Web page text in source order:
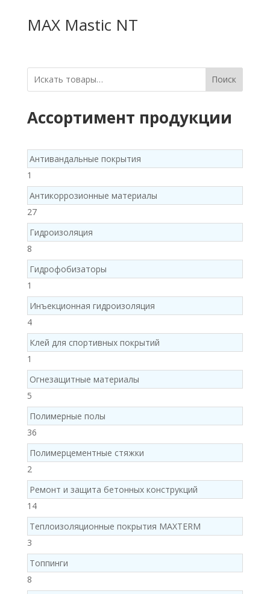
MAX Mastic NT
Поиск
Ассортимент продукции
Антивандальные покрытия
1
product
Антикоррозионные материалы
2727
products
Гидроизоляция
88
products
Гидрофобизаторы
1
product
Инъекционная гидроизоляция
44
products
Клей для спортивных покрытий
1
product
Огнезащитные материалы
55
products
Полимерные полы
3636
products
Полимерцементные стяжки
22
products
Ремонт и защита бетонных конструкций
1414
products
Теплоизоляционные покрытия MAXTERM
33
products
Топпинги
88